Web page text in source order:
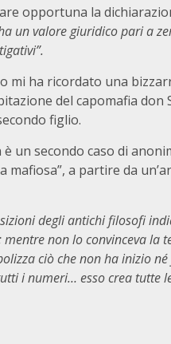
opportuna la
un valore giuridico pari a
mi ha ricordato una
del capomafia
figlio.
un secondo caso di
mafiosa”, a partire da
degli antichi filosofi
non lo convinceva la
ciò che non ha inizio
i numeri… esso crea tutte